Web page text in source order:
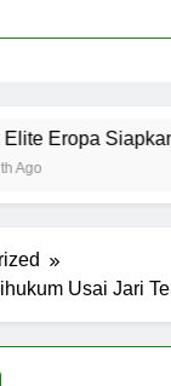
Eropa Siapkan
Usai Jari